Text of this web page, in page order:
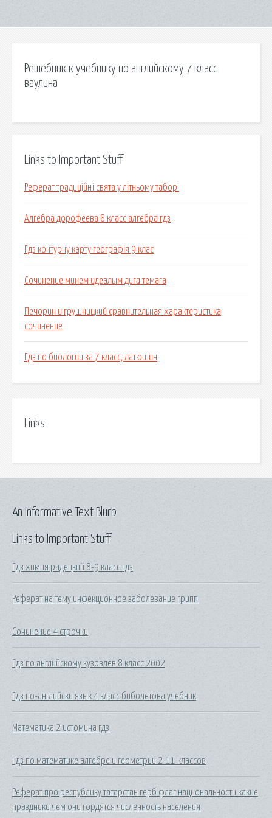
Решебник к учебнику по английскому 7 класс
ваулина
Links to Important Stuff
Реферат традиційні свята у літньому таборі
Алгебра дорофеева 8 класс алгебра гдз
Гдз контурну карту географія 9 клас
Сочинение минем идеалым дигән темага
Печорин и грушницкий сравнительная характеристика
сочинение
Гдз по биологии за 7 класс, латюшин
Links
Links to Important Stuff
Гдз химия радецкий 8-9 класс гдз
Реферат на тему инфекционное заболевание грипп
Сочинение 4 строчки
Гдз по английскому кузовлев 8 класс 2002
Гдз по-английски язык 4 класс биболетова учебник
Математика 2 истомина гдз
Гдз по математике алгебре и геометрии 2-11 классов
Реферат про республику татарстан герб флаг национальности какие
праздники чем они гордятся численность населения
An Informative Text Blurb